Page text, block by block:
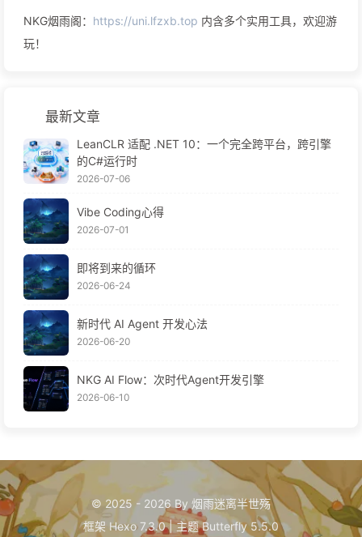
NKG烟雨阁： https://uni.lfzxb.top 内含多个实用工具，欢迎游
玩！
最新文章
LeanCLR 适配 .NET 10：一个完全跨平台，跨引擎
的C#运行时
2026-07-06
Vibe Coding心得
2026-07-01
即将到来的循环
2026-06-24
新时代 AI Agent 开发心法
2026-06-20
NKG AI Flow：次时代Agent开发引擎
2026-06-10
© 2025 - 2026 By 烟雨迷离半世殇
框架 Hexo 7.3.0 | 主题Butterfly 5.5.0